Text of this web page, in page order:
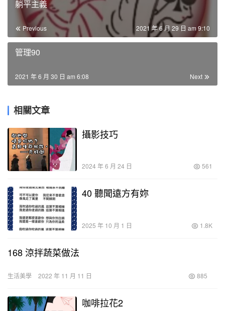
e
躺平主義
Previous 2021 年 6 月 29 日 am 9:10
管理90
Next
2021 年 6 月 30 日 am 6:08
相關文章
攝影技巧
2024 年 6 月 24 日 561
40 聽聞遠方有妳
2025 年 10 月 1 日 1.8K
168 涼拌蔬菜做法
生活美學 2022 年 11 月 11 日 885
咖啡拉花2